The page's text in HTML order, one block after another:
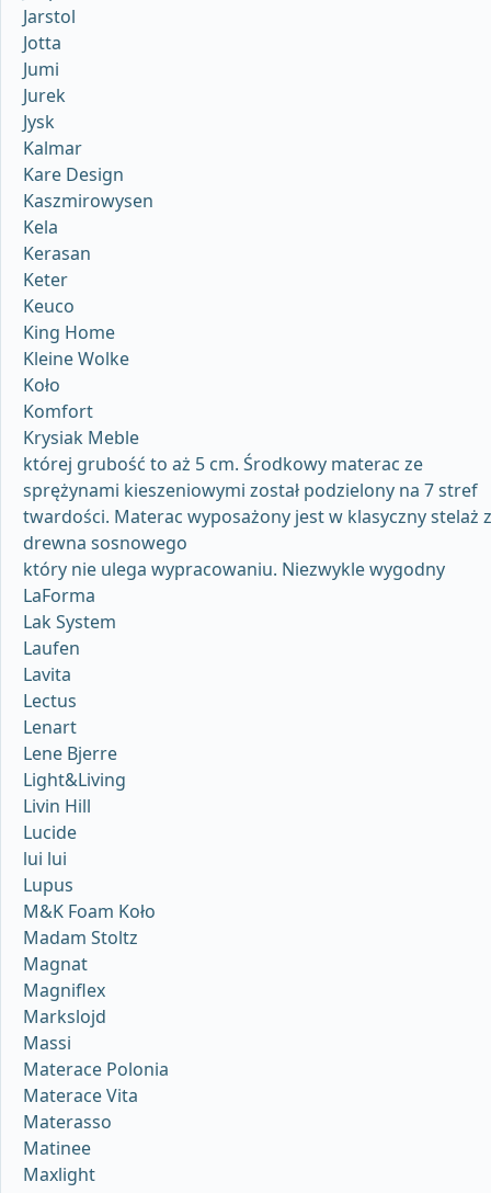
Jarstol
Jotta
Jumi
Jurek
Jysk
Kalmar
Kare Design
Kaszmirowysen
Kela
Kerasan
Keter
Keuco
King Home
Kleine Wolke
Koło
Komfort
Krysiak Meble
której grubość to aż 5 cm. Środkowy materac ze
sprężynami kieszeniowymi został podzielony na 7 stref
twardości. Materac wyposażony jest w klasyczny stelaż z
drewna sosnowego
który nie ulega wypracowaniu. Niezwykle wygodny
LaForma
Lak System
Laufen
Lavita
Lectus
Lenart
Lene Bjerre
Light&Living
Livin Hill
Lucide
lui lui
Lupus
M&K Foam Koło
Madam Stoltz
Magnat
Magniflex
Markslojd
Massi
Materace Polonia
Materace Vita
Materasso
Matinee
Maxlight